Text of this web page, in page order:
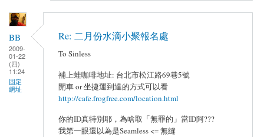
BB
2009-
01-22
(四)
11:24
固定
網址
Re: 二月份水滴小聚報名處
To Sinless
補上蛙咖啡地址: 台北市松江路69巷5號
開車 or 坐捷運到達的方式可以看
http://cafe.frogfree.com/location.html
你的ID真特別耶，為啥取「無罪的」當ID阿???
我第一眼還以為是Seamless <= 無縫